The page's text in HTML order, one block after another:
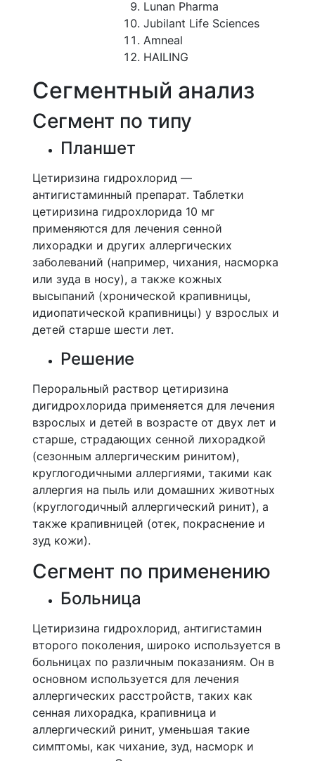
Lunan Pharma
Jubilant Life Sciences
Amneal
HAILING
Сегментный анализ
Сегмент по типу
Планшет
Цетиризина гидрохлорид —
антигистаминный препарат. Таблетки
цетиризина гидрохлорида 10 мг
применяются для лечения сенной
лихорадки и других аллергических
заболеваний (например, чихания, насморка
или зуда в носу), а также кожных
высыпаний (хронической крапивницы,
идиопатической крапивницы) у взрослых и
детей старше шести лет.
Решение
Пероральный раствор цетиризина
дигидрохлорида применяется для лечения
взрослых и детей в возрасте от двух лет и
старше, страдающих сенной лихорадкой
(сезонным аллергическим ринитом),
круглогодичными аллергиями, такими как
аллергия на пыль или домашних животных
(круглогодичный аллергический ринит), а
также крапивницей (отек, покраснение и
зуд кожи).
Сегмент по применению
Больница
Цетиризина гидрохлорид, антигистамин
второго поколения, широко используется в
больницах по различным показаниям. Он в
основном используется для лечения
аллергических расстройств, таких как
сенная лихорадка, крапивница и
аллергический ринит, уменьшая такие
симптомы, как чихание, зуд, насморк и